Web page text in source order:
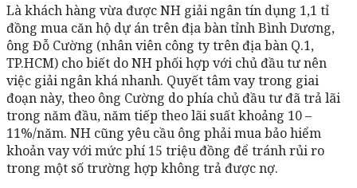
Là khách hàng vừa được NH giải ngân tín dụng 1,1 tỉ
đồng mua căn hộ dự án trên địa bàn tỉnh Bình Dương,
ông Đỗ Cường (nhân viên công ty trên địa bàn Q.1,
TP.HCM) cho biết do NH phối hợp với chủ đầu tư nên
việc giải ngân khá nhanh. Quyết tâm vay trong giai
đoạn này, theo ông Cường do phía chủ đầu tư đã trả lãi
trong năm đầu, năm tiếp theo lãi suất khoảng 10 –
11%/năm. NH cũng yêu cầu ông phải mua bảo hiểm
khoản vay với mức phí 15 triệu đồng để tránh rủi ro
trong một số trường hợp không trả được nợ.